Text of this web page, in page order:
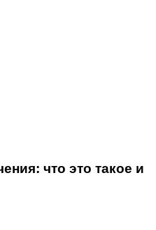
что это такое и